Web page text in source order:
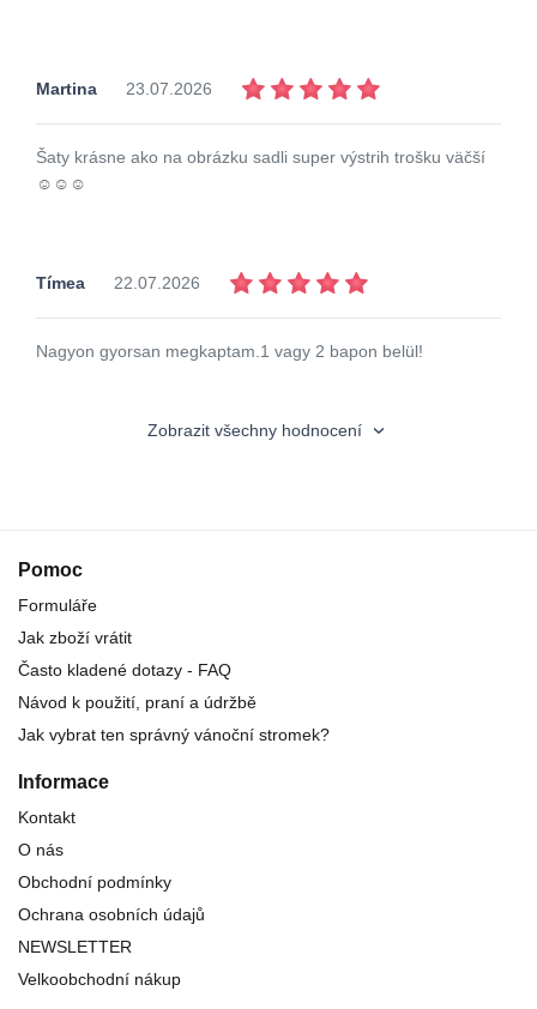
Martina 23.07.2026
Šaty krásne ako na obrázku sadli super výstrih trošku väčší
☺️☺️☺️
Tímea 22.07.2026
Nagyon gyorsan megkaptam.1 vagy 2 bapon belül!
Zobrazit všechny hodnocení
Pomoc
Formuláře
Jak zboží vrátit
Často kladené dotazy - FAQ
Návod k použití, praní a údržbě
Jak vybrat ten správný vánoční stromek?
Informace
Kontakt
O nás
Obchodní podmínky
Ochrana osobních údajů
NEWSLETTER
Velkoobchodní nákup